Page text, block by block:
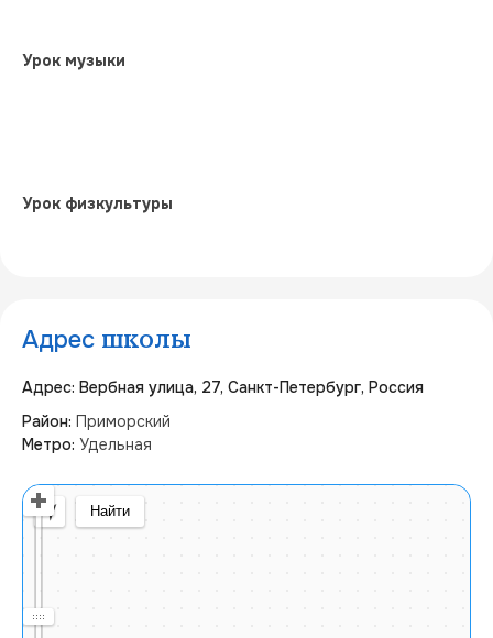
Урок музыки
Урок физкультуры
Адрес школы
Адрес: Вербная улица, 27, Санкт-Петербург, Россия
Район: Приморский
Метро: Удельная
Найти